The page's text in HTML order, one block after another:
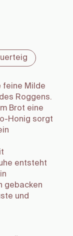
feine Milde
Roggens.
Brot eine
Honig sorgt
entsteht
gebacken
und